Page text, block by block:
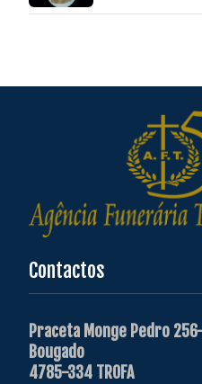
Contactos
Praceta Monge Pedro
Bougado
4785-334 TROFA